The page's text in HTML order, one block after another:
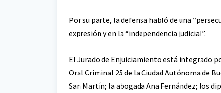
Por su parte, la defensa habló de una
expresión y en la “independencia judicial”.
El Jurado de Enjuiciamiento está integrado
Oral Criminal 25 de la Ciudad Autónoma de
San Martín; la abogada Ana Fernández; los